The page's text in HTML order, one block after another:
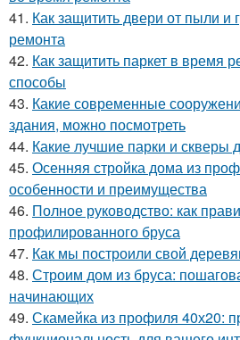
41. Как защитить двери от пыли и
ремонта
42. Как защитить паркет в время
способы
43. Какие современные
здания, можно посмотреть
44. Какие лучшие парки и скверы
45. Осенняя стройка дома из
особенности и преимущества
46. Полное руководство: как
профилированного бруса
47. Как мы построили свой
48. Строим дом из бруса:
начинающих
49. Скамейка из профиля 40х20: